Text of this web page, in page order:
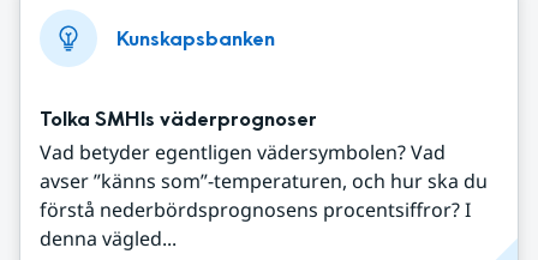
Kunskapsbanken
Tolka SMHIs väderprognoser
Vad betyder egentligen vädersymbolen? Vad
avser ”känns som”-temperaturen, och hur ska du
förstå nederbördsprognosens procentsiffror? I
denna vägled...